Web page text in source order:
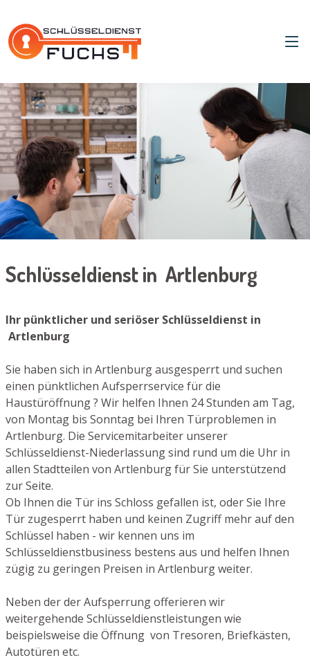
Schlüsseldienst in Artlenburg
Ihr pünktlicher und seriöser Schlüsseldienst in
Artlenburg
Sie haben sich in Artlenburg ausgesperrt und suchen
einen pünktlichen Aufsperrservice für die
Haustüröffnung ? Wir helfen Ihnen 24 Stunden am Tag,
von Montag bis Sonntag bei Ihren Türproblemen in
Artlenburg. Die Servicemitarbeiter unserer
Schlüsseldienst-Niederlassung sind rund um die Uhr in
allen Stadtteilen von Artlenburg für Sie unterstützend
zur Seite.
Ob Ihnen die Tür ins Schloss gefallen ist, oder Sie Ihre
Tür zugesperrt haben und keinen Zugriff mehr auf den
Schlüssel haben - wir kennen uns im
Schlüsseldienstbusiness bestens aus und helfen Ihnen
zügig zu geringen Preisen in Artlenburg weiter.
Neben der der Aufsperrung offerieren wir
weitergehende Schlüsseldienstleistungen wie
beispielsweise die Öffnung von Tresoren, Briefkästen,
Autotüren etc.